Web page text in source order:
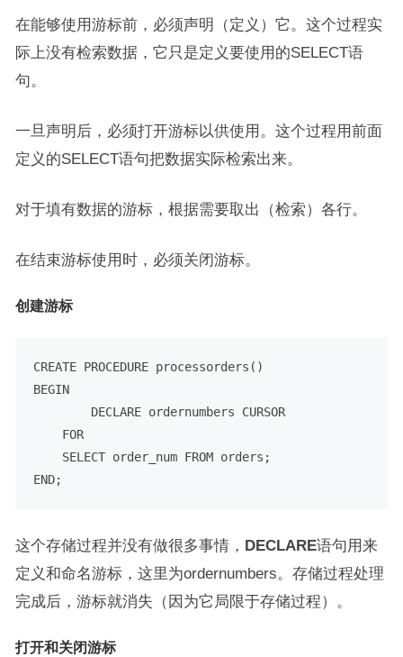
在能够使用游标前，必须声明（定义）它。这个过程实
际上没有检索数据，它只是定义要使用的SELECT语
句。
一旦声明后，必须打开游标以供使用。这个过程用前面
定义的SELECT语句把数据实际检索出来。
对于填有数据的游标，根据需要取出（检索）各行。
在结束游标使用时，必须关闭游标。
创建游标
CREATE PROCEDURE
BEGIN
DECLARE ordernumbers CURSOR
FOR
SELECT order_num FROM
END
这个存储过程并没有做很多事情， DECLARE语句用来
定义和命名游标，这里为ordernumbers。存储过程处理
完成后，游标就消失（因为它局限于存储过程）。
打开和关闭游标